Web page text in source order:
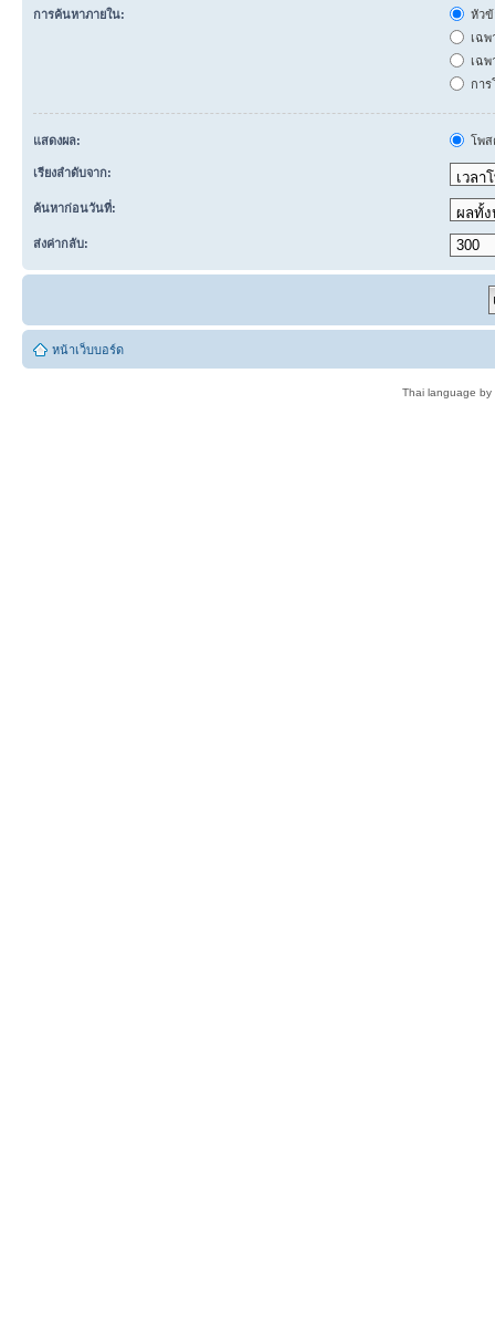
การค้นหาภายใน:
หัว
เฉ
เฉ
กา
แสดงผล: โพส
เรียงลำดับจาก:
ค้นหาก่อนวันที่:
ส่งค่ากลับ:
หน้าเว็บบอร์ด
Thai language by